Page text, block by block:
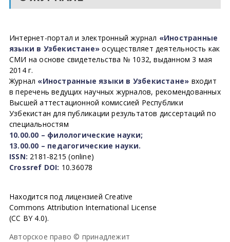
Интернет-портал и электронный журнал «Иностранные
языки в Узбекистане» осуществляет деятельность как
СМИ на основе свидетельства № 1032, выданном 3 мая
2014 г.
Журнал «Иностранные языки в Узбекистане» входит
в перечень ведущих научных журналов, рекомендованных
Высшей аттестационной комиссией Республики
Узбекистан для публикации результатов диссертаций по
специальностям
10.00.00 – филологические науки;
13.00.00 – педагогические науки.
ISSN: 2181-8215 (online)
Crossref DOI: 10.36078
Находится под лицензией Creative
Commons Attribution International License
(CC BY 4.0).
Авторское право © принадлежит